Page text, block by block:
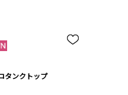
タンクトップ